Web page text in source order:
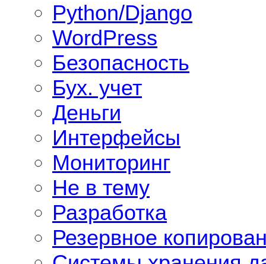
Python/Django
WordPress
Безопасность
Бух. учет
Деньги
Интерфейсы
Мониторинг
Не в тему
Разработка
Резервное